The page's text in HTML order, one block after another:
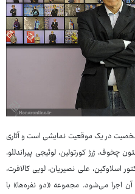
در یک موقعیت نمایشی است و آثاری
ژرژ کورتولین، لوئیجی پیراندللو،
اسلاوکین، علی نصیریان، لویی کالافرت،
اجرا می‌شود. مجموعه «دو نفره‌ها» با